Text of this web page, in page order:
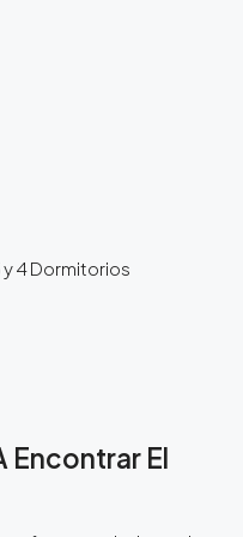
4 Dormitorios
Encontrar El